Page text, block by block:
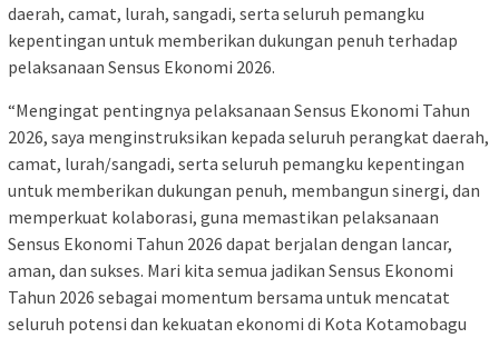
daerah, camat, lurah, sangadi, serta seluruh pemangku
kepentingan untuk memberikan dukungan penuh terhadap
pelaksanaan Sensus Ekonomi 2026.
“Mengingat pentingnya pelaksanaan Sensus Ekonomi Tahun
2026, saya menginstruksikan kepada seluruh perangkat daerah,
camat, lurah/sangadi, serta seluruh pemangku kepentingan
untuk memberikan dukungan penuh, membangun sinergi, dan
memperkuat kolaborasi, guna memastikan pelaksanaan
Sensus Ekonomi Tahun 2026 dapat berjalan dengan lancar,
aman, dan sukses. Mari kita semua jadikan Sensus Ekonomi
Tahun 2026 sebagai momentum bersama untuk mencatat
seluruh potensi dan kekuatan ekonomi di Kota Kotamobagu